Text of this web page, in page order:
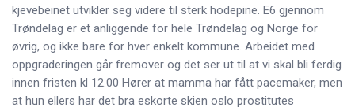
kjevebeinet utvikler seg videre til sterk hodepine. E6 gjennom
Trøndelag er et anliggende for hele Trøndelag og Norge for
øvrig, og ikke bare for hver enkelt kommune. Arbeidet med
oppgraderingen går fremover og det ser ut til at vi skal bli ferdig
innen fristen kl 12.00 Hører at mamma har fått pacemaker, men
at hun ellers har det bra eskorte skien oslo prostitutes